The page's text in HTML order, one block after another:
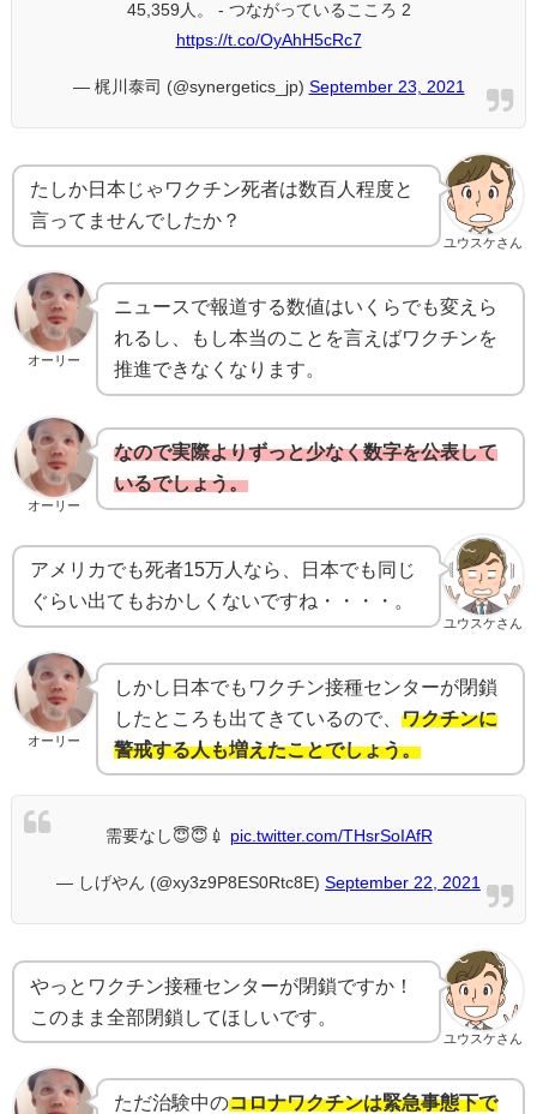
45,359人。 - つながっているこころ 2
https://t.co/OyAhH5cRc7
— 梶川泰司 (@synergetics_jp) September 23, 2021
ユウスケさん
たしか日本じゃワクチン死者は数百人程度と
言ってませんでしたか？
オーリー
ニュースで報道する数値はいくらでも変えら
れるし、もし本当のことを言えばワクチンを
推進できなくなります。
オーリー
なので実際よりずっと少なく数字を公表して
いるでしょう。
ユウスケさん
アメリカでも死者15万人なら、日本でも同じ
ぐらい出てもおかしくないですね・・・・。
オーリー
しかし日本でもワクチン接種センターが閉鎖
したところも出てきているので、 ワクチンに
警戒する人も増えたことでしょう。
需要なし😇😇💉 pic.twitter.com/THsrSoIAfR
— しげやん (@xy3z9P8ES0Rtc8E) September 22, 2021
ユウスケさん
やっとワクチン接種センターが閉鎖ですか！
このまま全部閉鎖してほしいです。
ただ治験中のコロナワクチンは緊急事態下で